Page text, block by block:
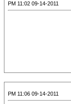
09-14-2011 11:02 PM
09-14-2011 11:06 PM